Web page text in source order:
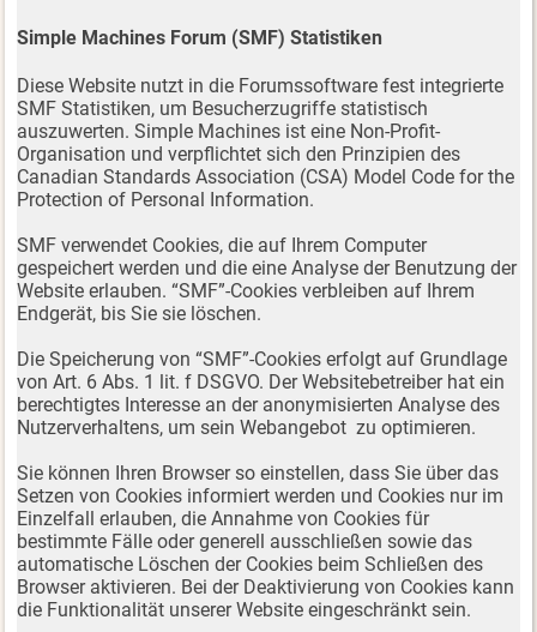
Simple Machines Forum (SMF) Statistiken
Diese Website nutzt in die Forumssoftware fest integrierte
SMF Statistiken, um Besucherzugriffe statistisch
auszuwerten. Simple Machines ist eine Non-Profit-
Organisation und verpflichtet sich den Prinzipien des
Canadian Standards Association (CSA) Model Code for the
Protection of Personal Information.
SMF verwendet Cookies, die auf Ihrem Computer
gespeichert werden und die eine Analyse der Benutzung der
Website erlauben. “SMF”-Cookies verbleiben auf Ihrem
Endgerät, bis Sie sie löschen.
Die Speicherung von “SMF”-Cookies erfolgt auf Grundlage
von Art. 6 Abs. 1 lit. f DSGVO. Der Websitebetreiber hat ein
berechtigtes Interesse an der anonymisierten Analyse des
Nutzerverhaltens, um sein Webangebot zu optimieren.
Sie können Ihren Browser so einstellen, dass Sie über das
Setzen von Cookies informiert werden und Cookies nur im
Einzelfall erlauben, die Annahme von Cookies für
bestimmte Fälle oder generell ausschließen sowie das
automatische Löschen der Cookies beim Schließen des
Browser aktivieren. Bei der Deaktivierung von Cookies kann
die Funktionalität unserer Website eingeschränkt sein.